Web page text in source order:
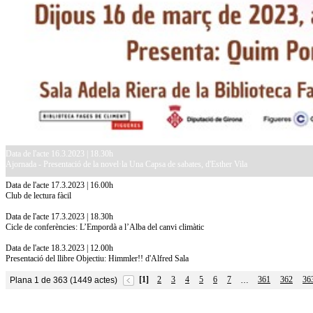
Data de l'acte 16.3.2023 | 18.30h
Ajornada - Presentació de la novel·la Una Capsa de sabates, d'Esther Vila
Data de l'acte 17.3.2023 | 16.00h
Club de lectura fàcil
Data de l'acte 17.3.2023 | 18.30h
Cicle de conferències: L’Empordà a l’Alba del canvi climàtic
Data de l'acte 18.3.2023 | 12.00h
Presentació del llibre Objectiu: Himmler!! d'Alfred Sala
Plana 1 de 363 (1449 actes) [1] 2 3 4 5 6 7 … 361 362